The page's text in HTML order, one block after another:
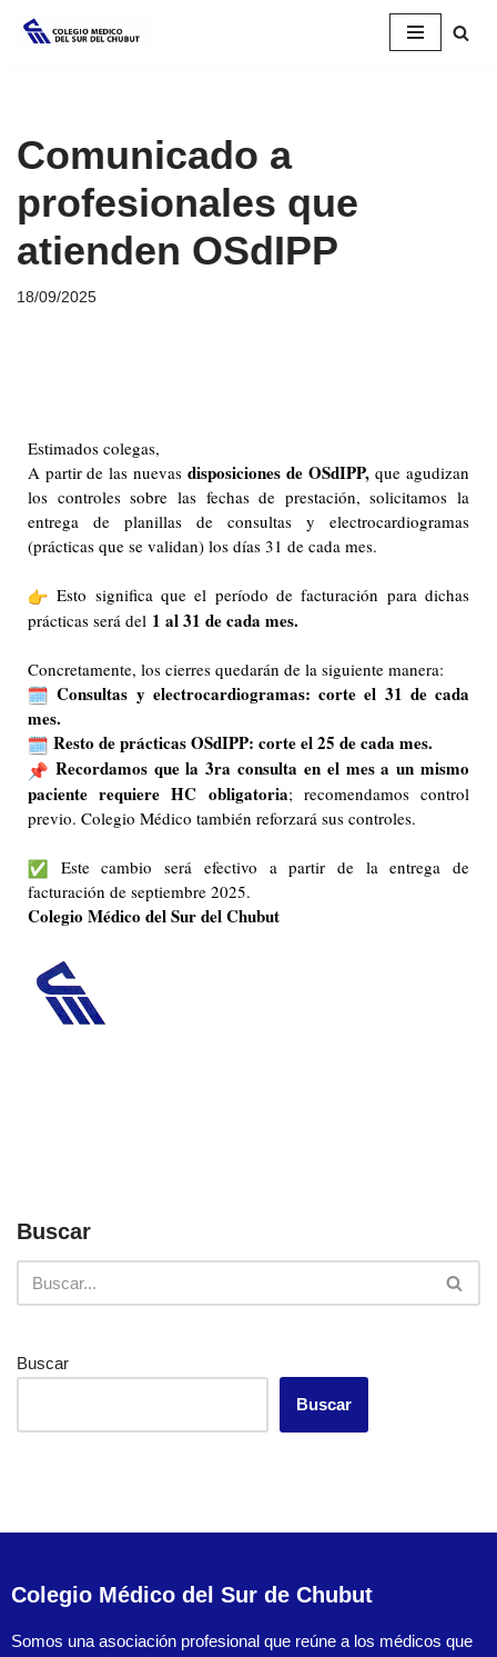
Comunicado a
profesionales que
atienden OSdIPP
18/09/2025
Estimados colegas,
A partir de las nuevasdisposiciones de OSdIPP,que agudizan
los controles sobre las fechas de prestación, solicitamos la
entrega de planillas de consultas y electrocardiogramas
(prácticas que se validan) los días 31 de cada mes.
Esto significa que el período de facturación para dichas
prácticas será del 1 al 31 de cada mes.
Concretamente, los cierres quedarán de la siguiente manera:
Consultas y electrocardiogramas: corte el 31 de cada
mes.
Resto de prácticas OSdIPP: corte el 25 de cada mes.
Recordamos que la 3ra consulta en el mes a un mismo
paciente requiere HC obligatoria; recomendamos control
previo. Colegio Médico también reforzará sus controles.
Este cambio será efectivo a partir de la entrega de
facturación de septiembre 2025.
Colegio Médico del Sur del Chubut
Buscar
Buscar
Buscar
Colegio Médico del Sur de Chubut
Somos una asociación profesional que reúne a los médicos que